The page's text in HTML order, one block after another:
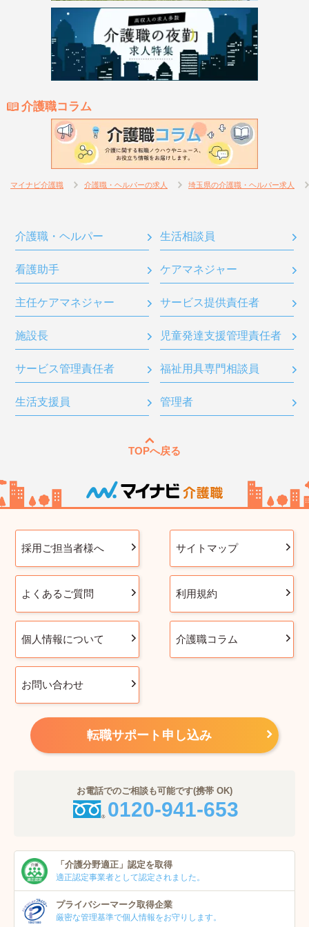
介護職コラム
マイナビ介護職 介護職・ヘルパーの求人 埼玉県の介護職・ヘルパー求人
介護職・ヘルパー 生活相談員
看護助手 ケアマネジャー
主任ケアマネジャー サービス提供責任者
施設長 児童発達支援管理責任者
サービス管理責任者 福祉用具専門相談員
生活支援員 管理者
TOPへ戻る
採用ご担当者様へ サイトマップ
よくあるご質問 利用規約
個人情報について 介護職コラム
お問い合わせ
転職サポート申し込み
お電話でのご相談も可能です(携帯 OK)
0120-941-653
「介護分野適正」 認定を取得
適正認定事業者として認定されました。
プライバシーマーク取得企業
厳密な管理基準で個人情報をお守りします。